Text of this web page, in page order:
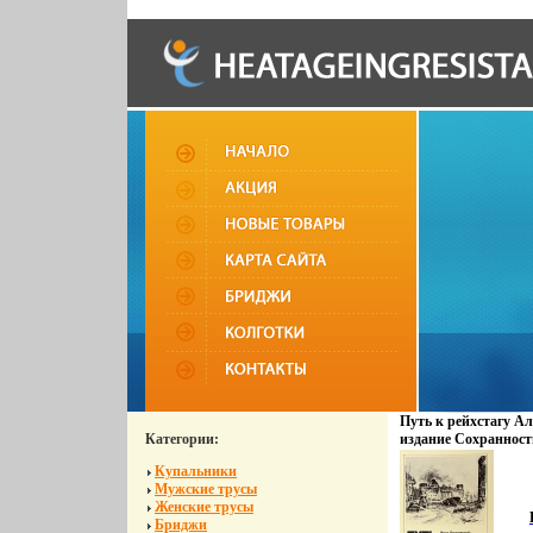
Категории:
Купальники
Мужские трусы
Женские трусы
Бриджи
Путь к рейхстагу
издание
Издательство:
1990 г Мягкая
130-9 Тираж: 14000
(~220х290 мм) инфо